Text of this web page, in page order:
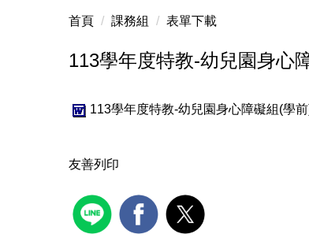
首頁 課務組 表單下載
113學年度特教-幼兒園身心
113學年度特教-幼兒園身心障礙組(學
友善列印